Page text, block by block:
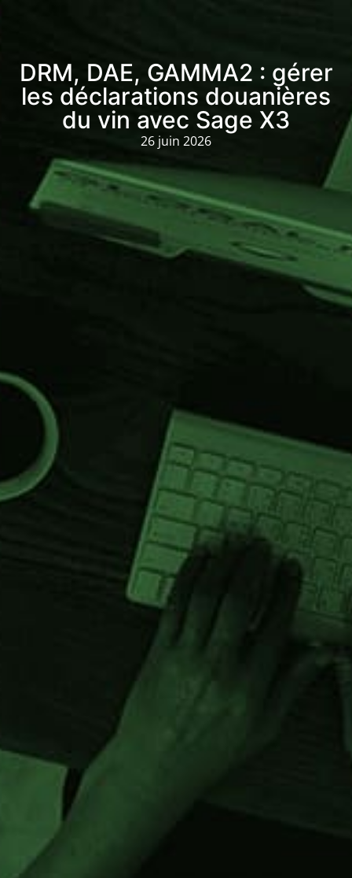
DRM, DAE, GAMMA2 : gérer
les déclarations douanières
du vin avec Sage X3
26 juin 2026